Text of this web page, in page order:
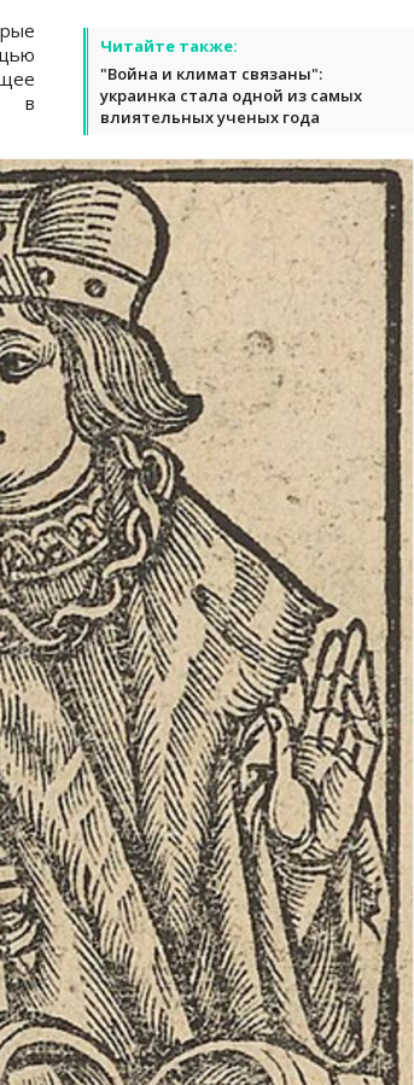
Читайте также:
"Война и климат связаны":
украинка стала одной из самых
влиятельных ученых года
в